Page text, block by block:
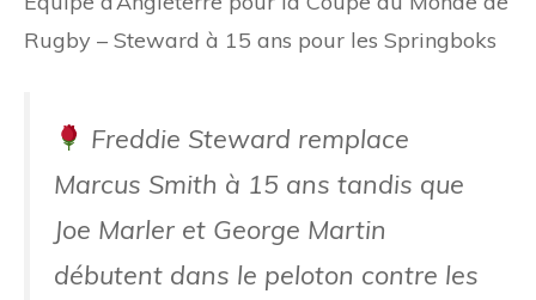
Rugby – Steward à 15 ans pour les Springboks
Freddie Steward remplace
Marcus Smith à 15 ans tandis que
Joe Marler et George Martin
débutent dans le peloton contre les